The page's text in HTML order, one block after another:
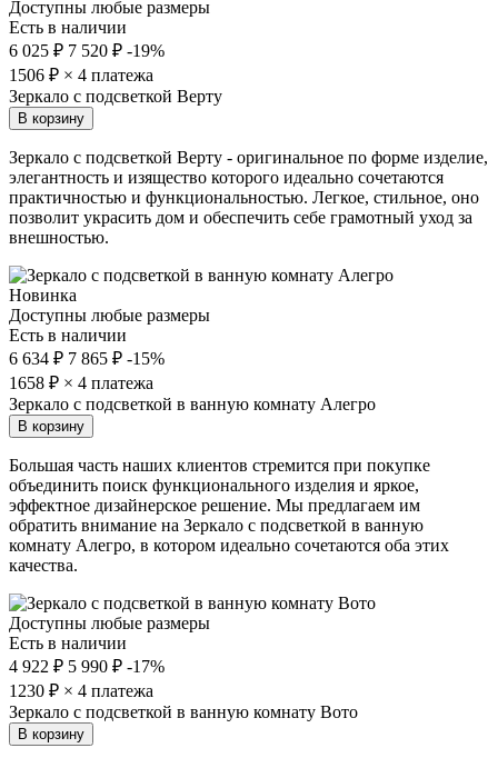
Доступны любые размеры
Есть в наличии
6 025 ₽ 7 520 ₽ -19%
1506 ₽ × 4 платежа
Зеркало с подсветкой Верту
В корзину
Зеркало с подсветкой Верту - оригинальное по форме изделие,
элегантность и изящество которого идеально сочетаются
практичностью и функциональностью. Легкое, стильное, оно
позволит украсить дом и обеспечить себе грамотный уход за
внешностью.
Новинка
Доступны любые размеры
Есть в наличии
6 634 ₽ 7 865 ₽ -15%
1658 ₽ × 4 платежа
Зеркало с подсветкой в ванную комнату Алегро
В корзину
Большая часть наших клиентов стремится при покупке
объединить поиск функционального изделия и яркое,
эффектное дизайнерское решение. Мы предлагаем им
обратить внимание на Зеркало с подсветкой в ванную
комнату Алегро, в котором идеально сочетаются оба этих
качества.
Доступны любые размеры
Есть в наличии
4 922 ₽ 5 990 ₽ -17%
1230 ₽ × 4 платежа
Зеркало с подсветкой в ванную комнату Вото
В корзину